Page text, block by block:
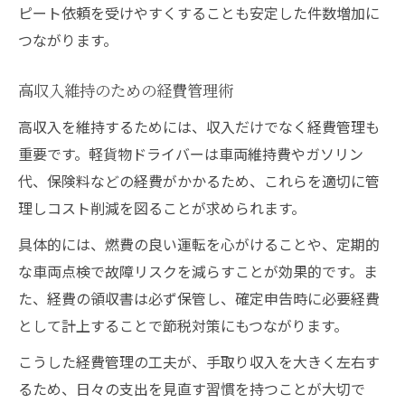
ピート依頼を受けやすくすることも安定した件数増加に
つながります。
高収入維持のための経費管理術
高収入を維持するためには、収入だけでなく経費管理も
重要です。軽貨物ドライバーは車両維持費やガソリン
代、保険料などの経費がかかるため、これらを適切に管
理しコスト削減を図ることが求められます。
具体的には、燃費の良い運転を心がけることや、定期的
な車両点検で故障リスクを減らすことが効果的です。ま
た、経費の領収書は必ず保管し、確定申告時に必要経費
として計上することで節税対策にもつながります。
こうした経費管理の工夫が、手取り収入を大きく左右す
るため、日々の支出を見直す習慣を持つことが大切で